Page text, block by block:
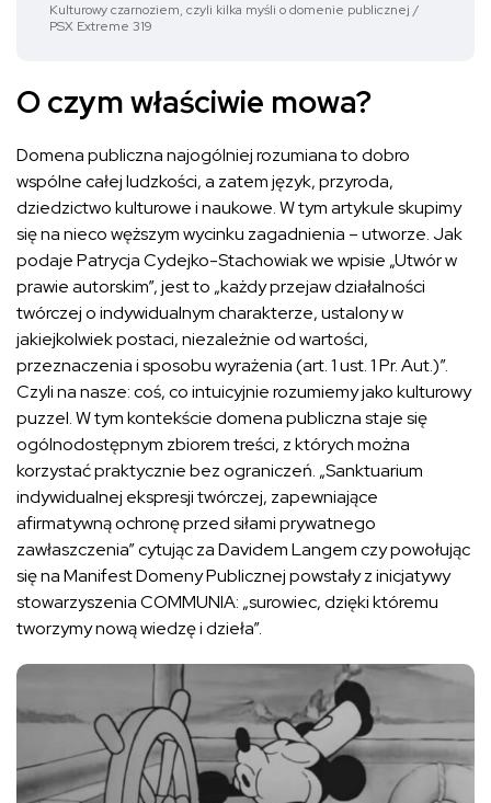
Kulturowy czarnoziem, czyli kilka myśli o domenie publicznej /
PSX Extreme 319
O czym właściwie mowa?
Domena publiczna najogólniej rozumiana to dobro
wspólne całej ludzkości, a zatem język, przyroda,
dziedzictwo kulturowe i naukowe. W tym artykule skupimy
się na nieco węższym wycinku zagadnienia – utworze. Jak
podaje Patrycja Cydejko-Stachowiak we wpisie „Utwór w
prawie autorskim”, jest to „każdy przejaw działalności
twórczej o indywidualnym charakterze, ustalony w
jakiejkolwiek postaci, niezależnie od wartości,
przeznaczenia i sposobu wyrażenia (art. 1 ust. 1 Pr. Aut.)”.
Czyli na nasze: coś, co intuicyjnie rozumiemy jako kulturowy
puzzel. W tym kontekście domena publiczna staje się
ogólnodostępnym zbiorem treści, z których można
korzystać praktycznie bez ograniczeń. „Sanktuarium
indywidualnej ekspresji twórczej, zapewniające
afirmatywną ochronę przed siłami prywatnego
zawłaszczenia” cytując za Davidem Langem czy powołując
się na Manifest Domeny Publicznej powstały z inicjatywy
stowarzyszenia COMMUNIA: „surowiec, dzięki któremu
tworzymy nową wiedzę i dzieła”.